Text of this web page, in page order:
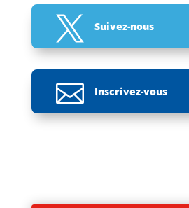
 Suivez-nous
 Inscrivez-vous